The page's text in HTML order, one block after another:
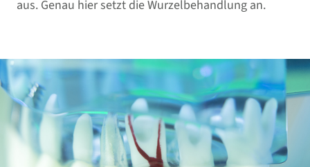
aus. Genau hier setzt die Wurzelbehandlung an.